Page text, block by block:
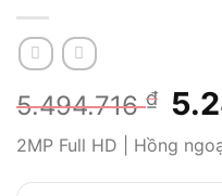
5.494.716₫
Giá
gốc
là:
2MP Full HD | Hồng